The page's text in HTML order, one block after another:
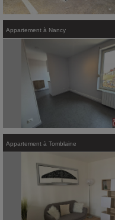
Appartement à Nancy
Appartement à Tomblaine